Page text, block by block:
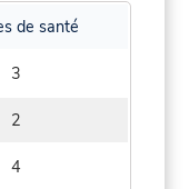
de santé
3
2
4